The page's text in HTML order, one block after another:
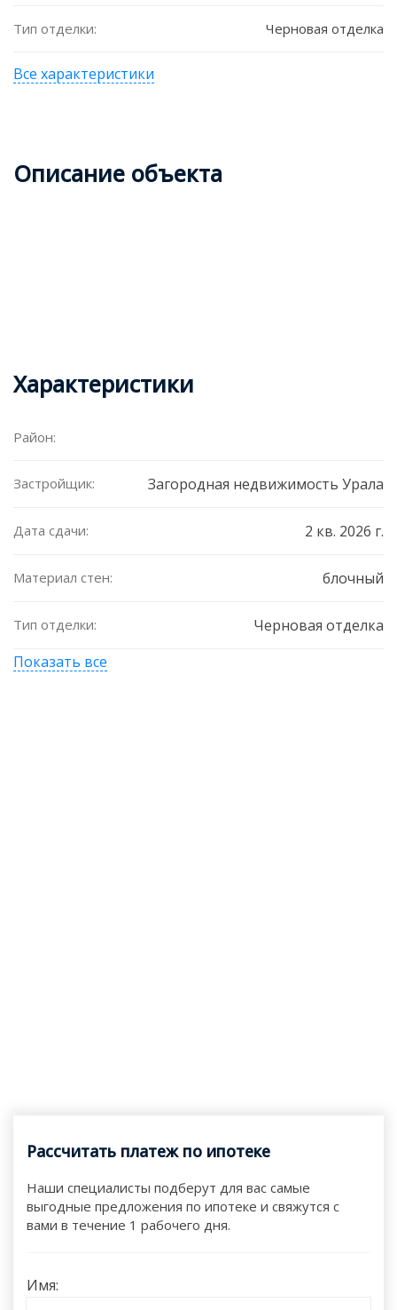
Тип отделки: Черновая отделка
Все характеристики
Описание объекта
Характеристики
Район:
Застройщик: Загородная недвижимость Урала
Дата сдачи: 2 кв. 2026 г.
Материал стен: блочный
Тип отделки:
Черновая отделка
Показать все
Рассчитать платеж по ипотеке
Наши специалисты подберут для вас самые
выгодные предложения по ипотеке и свяжутся с
вами в течение 1 рабочего дня.
Имя: